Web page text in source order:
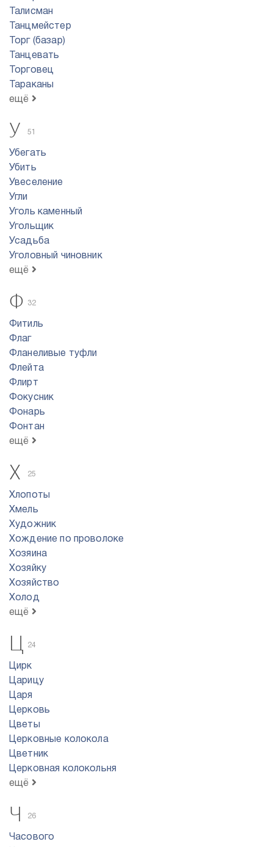
Талисман
Танцмейстер
Торг (базар)
Танцевать
Торговец
Тараканы
ещё
У 51
Убегать
Убить
Увеселение
Угли
Уголь каменный
Угольщик
Усадьба
Уголовный чиновник
ещё
Ф 32
Фитиль
Флаг
Фланеливые туфли
Флейта
Флирт
Фокусник
Фонарь
Фонтан
ещё
Х 25
Хлопоты
Хмель
Художник
Хождение по проволоке
Хозяина
Хозяйку
Хозяйство
Холод
ещё
Ц 24
Цирк
Царицу
Царя
Церковь
Цветы
Церковные колокола
Цветник
Церковная колокольня
ещё
Ч 26
Часового